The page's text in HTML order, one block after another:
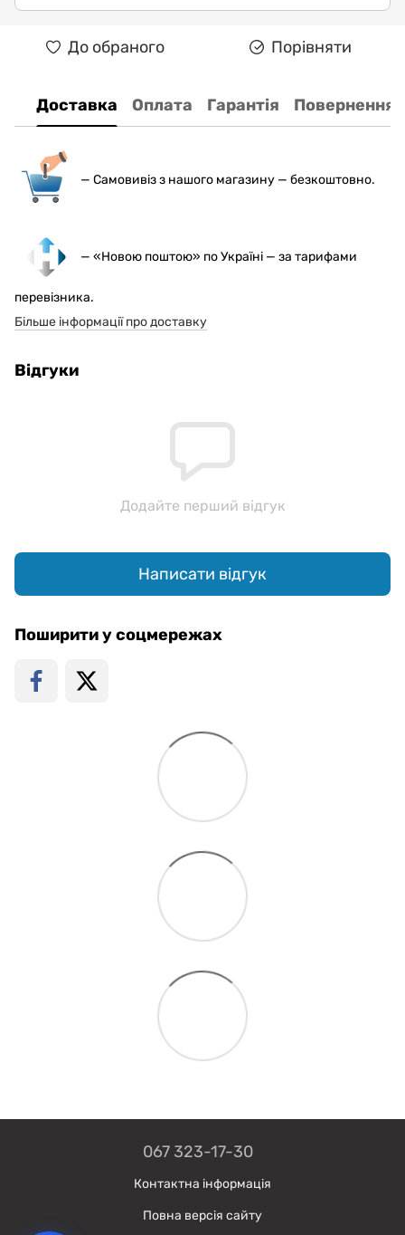
До обраного Порівняти
Доставка Оплата Гарантія Повернення
— Самовивіз з нашого магазину — безкоштовно.
— «Новою поштою» по Україні — за тарифами
перевізника.
Більше інформації про доставку
Відгуки
Додайте перший відгук
Написати відгук
Поширити у соцмережах
067 323-17-30
Контактна інформація
Повна версія сайту